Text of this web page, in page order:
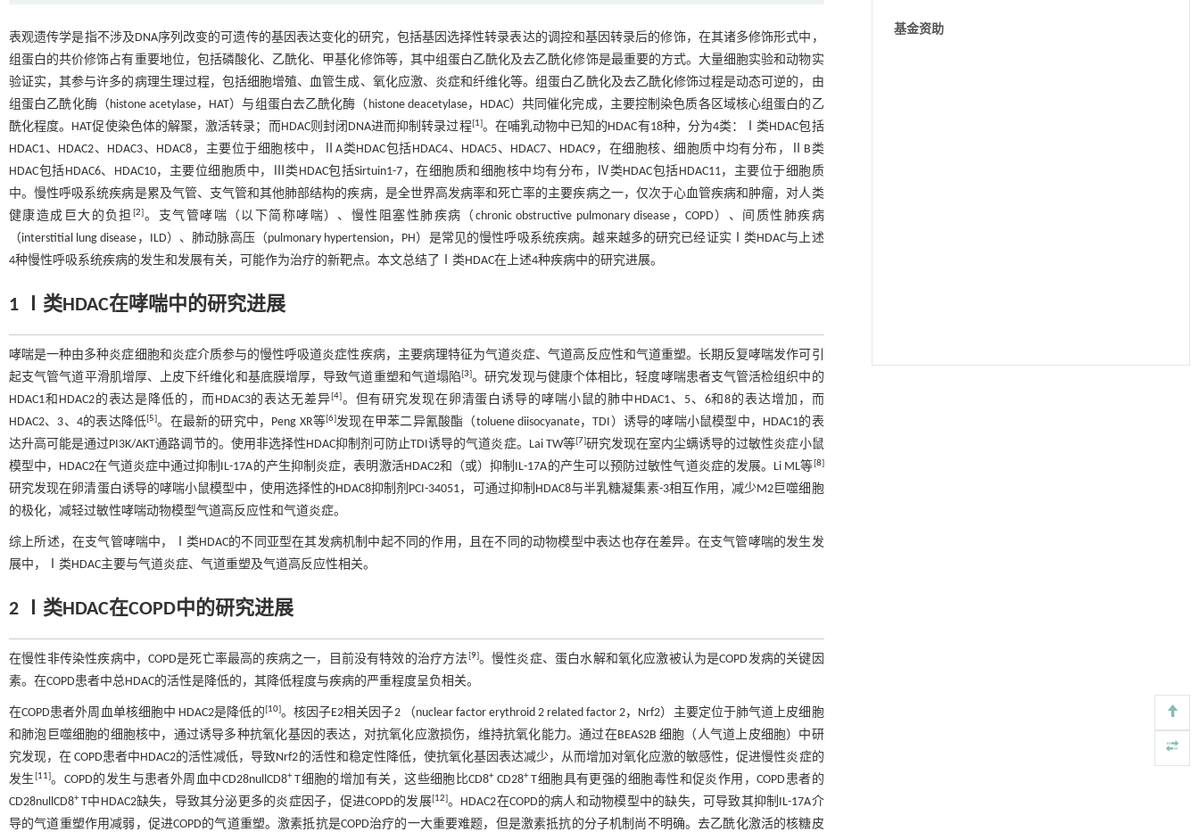
表观遗传学是指不涉及DNA序列改变的可遗传的基因表达变化的研究，包括基因选择性转录表达的调控和基因转录后的修饰，在其诸多修饰形式中，
组蛋白的共价修饰占有重要地位，包括磷酸化、乙酰化、甲基化修饰等，其中组蛋白乙酰化及去乙酰化修饰是最重要的方式。大量细胞实验和动物实
验证实，其参与许多的病理生理过程，包括细胞增殖、血管生成、氧化应激、炎症和纤维化等。组蛋白乙酰化及去乙酰化修饰过程是动态可逆的，由
组蛋白乙酰化酶（histone acetylase，HAT）与组蛋白去乙酰化酶（histone deacetylase，HDAC）共同催化完成，主要控制染色质各区域核心组蛋白的乙
酰化程度。HAT促使染色体的解聚，激活转录；而HDAC则封闭DNA进而抑制转录过程[1]。在哺乳动物中已知的HDAC有18种，分为4类：Ⅰ类HDAC包括
HDAC1、HDAC2、HDAC3、HDAC8，主要位于细胞核中，ⅡA类HDAC包括HDAC4、HDAC5、HDAC7、HDAC9，在细胞核、细胞质中均有分布，ⅡB类
HDAC包括HDAC6、HDAC10，主要位细胞质中，Ⅲ类HDAC包括Sirtuin1-7，在细胞质和细胞核中均有分布，Ⅳ类HDAC包括HDAC11，主要位于细胞质
中。慢性呼吸系统疾病是累及气管、支气管和其他肺部结构的疾病，是全世界高发病率和死亡率的主要疾病之一，仅次于心血管疾病和肿瘤，对人类
健康造成巨大的负担 [2]。支气管哮喘（以下简称哮喘）、慢性阻塞性肺疾病（chronic obstructive pulmonary disease，COPD）、间质性肺疾病
（interstitial lung disease，ILD）、肺动脉高压（pulmonary hypertension，PH）是常见的慢性呼吸系统疾病。越来越多的研究已经证实Ⅰ类HDAC与上述
4种慢性呼吸系统疾病的发生和发展有关，可能作为治疗的新靶点。本文总结了Ⅰ类HDAC在上述4种疾病中的研究进展。
1 Ⅰ类HDAC在哮喘中的研究进展
哮喘是一种由多种炎症细胞和炎症介质参与的慢性呼吸道炎症性疾病，主要病理特征为气道炎症、气道高反应性和气道重塑。长期反复哮喘发作可引
起支气管气道平滑肌增厚、上皮下纤维化和基底膜增厚，导致气道重塑和气道塌陷[3]。研究发现与健康个体相比，轻度哮喘患者支气管活检组织中的
HDAC1和HDAC2的表达是降低的，而HDAC3的表达无差异[4]。但有研究发现在卵清蛋白诱导的哮喘小鼠的肺中HDAC1、5、6和8的表达增加，而
HDAC2、3、4的表达降低[5]。在最新的研究中，Peng XR等[6]发现在甲苯二异氰酸酯（toluene diisocyanate，TDI）诱导的哮喘小鼠模型中，HDAC1的表
达升高可能是通过PI3K/AKT通路调节的。使用非选择性HDAC抑制剂可防止TDI诱导的气道炎症。Lai TW等[7]研究发现在室内尘螨诱导的过敏性炎症小鼠
模型中，HDAC2在气道炎症中通过抑制IL-17A的产生抑制炎症，表明激活HDAC2和（或）抑制IL-17A的产生可以预防过敏性气道炎症的发展。Li ML等[8]
研究发现在卵清蛋白诱导的哮喘小鼠模型中，使用选择性的HDAC8抑制剂PCI-34051，可通过抑制HDAC8与半乳糖凝集素-3相互作用，减少M2巨噬细胞
的极化，减轻过敏性哮喘动物模型气道高反应性和气道炎症。
综上所述，在支气管哮喘中，Ⅰ类HDAC的不同亚型在其发病机制中起不同的作用，且在不同的动物模型中表达也存在差异。在支气管哮喘的发生发
展中，Ⅰ类HDAC主要与气道炎症、气道重塑及气道高反应性相关。
2 Ⅰ类HDAC在COPD中的研究进展
在慢性非传染性疾病中，COPD是死亡率最高的疾病之一，目前没有特效的治疗方法[9]。慢性炎症、蛋白水解和氧化应激被认为是COPD发病的关键因
素。在COPD患者中总HDAC的活性是降低的，其降低程度与疾病的严重程度呈负相关。
在COPD患者外周血单核细胞中 HDAC2是降低的[10]。核因子E2相关因子2 （nuclear factor erythroid 2 related factor 2，Nrf2）主要定位于肺气道上皮细胞
和肺泡巨噬细胞的细胞核中，通过诱导多种抗氧化基因的表达，对抗氧化应激损伤，维持抗氧化能力。通过在BEAS2B 细胞（人气道上皮细胞）中研
究发现，在 COPD患者中HDAC2的活性减低，导致Nrf2的活性和稳定性降低，使抗氧化基因表达减少，从而增加对氧化应激的敏感性，促进慢性炎症的
发生[11]。COPD的发生与患者外周血中CD28nullCD8+T细胞的增加有关，这些细胞比CD8+CD28+T细胞具有更强的细胞毒性和促炎作用，COPD患者的
CD28nullCD8+T中HDAC2缺失，导致其分泌更多的炎症因子，促进COPD的发展[12]。HDAC2在COPD的病人和动物模型中的缺失，可导致其抑制IL-17A介
导的气道重塑作用减弱，促进COPD的气道重塑。激素抵抗是COPD治疗的一大重要难题，但是激素抵抗的分子机制尚不明确。去乙酰化激活的核糖皮
基金资助